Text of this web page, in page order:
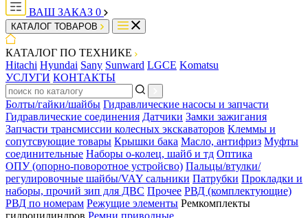
ВАШ ЗАКАЗ 0
КАТАЛОГ ТОВАРОВ
КАТАЛОГ ПО ТЕХНИКЕ
Hitachi Hyundai Sany Sunward LGCE Komatsu
УСЛУГИ КОНТАКТЫ
Болты/гайки/шайбы Гидравлические насосы и запчасти
Гидравлические соединения Датчики Замки зажигания
Запчасти трансмиссии колесных экскаваторов Клеммы и
сопутсвующие товары Крышки бака Масло, антифриз Муфты
соединительные Наборы о-колец, шайб и тд Оптика
ОПУ (опорно-поворотное устройсво) Пальцы/втулки/
регулировочные шайбы/VAY сальники Патрубки Прокладки и
наборы, прочий зип для ДВС Прочее РВД (комплектующие)
РВД по номерам Режущие элементы Ремкомплекты
гидроцилиндров Ремни приводные